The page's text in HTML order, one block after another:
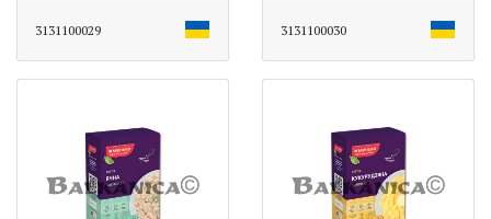
3131100029 3131100030